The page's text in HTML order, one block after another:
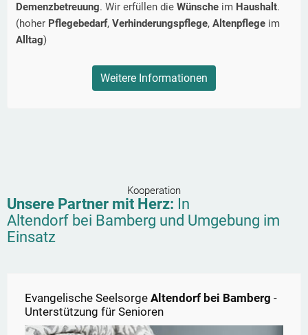
Demenzbetreuung. Wir erfüllen die Wünsche im Haushalt.
(hoher Pflegebedarf, Verhinderungspflege, Altenpflege im
Alltag)
Weitere Informationen
Kooperation
Unsere Partner mit Herz: In
Altendorf bei Bamberg und Umgebung im
Einsatz
Evangelische Seelsorge Altendorf bei Bamberg -
Unterstützung für Senioren